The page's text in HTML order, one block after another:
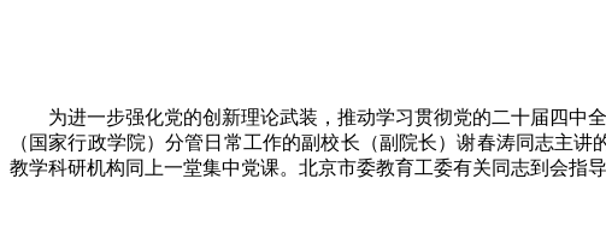
为进一步强化党的创新理论武装，推动学习贯彻党的二十届四中
（国家行政学院）分管日常工作的副校长（副院长）谢春涛同志主
教学科研机构同上一堂集中党课。北京市委教育工委有关同志到会指